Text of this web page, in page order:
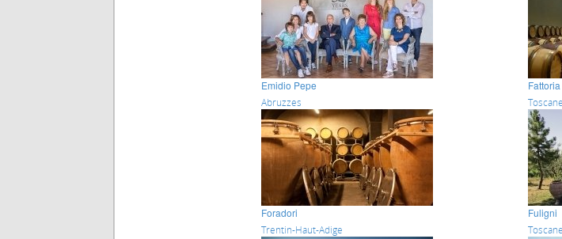
Emidio Pepe
Abruzzes
Toscane
Foradori
Trentin-Haut-Adige
Fuligni
Toscane